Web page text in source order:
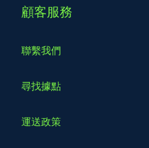
顧客服務
聯繫我們
尋找據點
運送政策